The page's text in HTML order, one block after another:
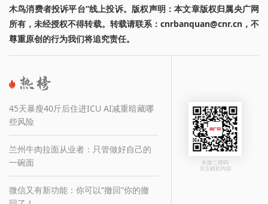
木鸟消费者投诉平台”线上投诉。版权声明：本文章版权归属央广网
所有，未经授权不得转载。转载请联系：cnrbanquan@cnr.cn，不
尊重原创的行为我们将追究责任。
45天暴瘦40斤后住进ICU AI减重暗藏哪
些风险
兰州牛肉拉面从业者：只管做好自己的
一碗面
微信又有新功能：你可以“撤回”你的撤
长按二维码
关注精彩内容